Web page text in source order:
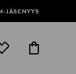
JÄSENYYS